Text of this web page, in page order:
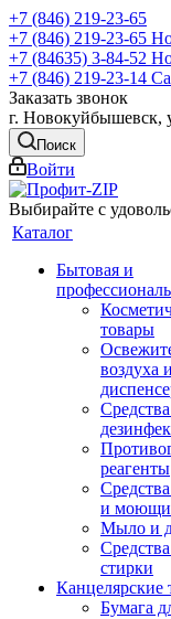
+7 (846) 219-23-65
+7 (846) 219-23-65
+7 (84635) 3-84-52
+7 (846) 219-23-14
Заказать звонок
г. Новокуйбышевск,
Поиск
Войти
Выбирайте с
Каталог
Бытовая и
товары
воздуха и
реагенты
и
Мыло и
стирки
Канцелярские
Бумага